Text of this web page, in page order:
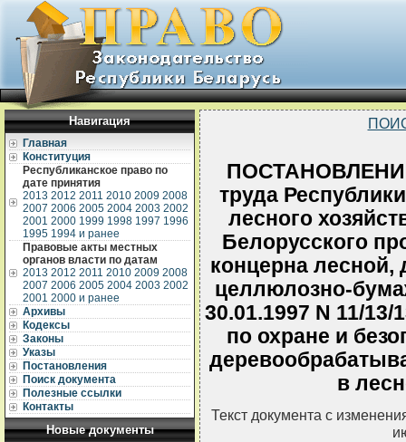
Навигация
Главная
Конституция
Республиканское право по
дате принятия
2013 2012 2011 2010 2009 2008
2007 2006 2005 2004 2003 2002
2001 2000 1999 1998 1997 1996
1995 1994 и ранее
Правовые акты местных
органов власти по датам
2013 2012 2011 2010 2009 2008
2007 2006 2005 2004 2003 2002
2001 2000 и ранее
Архивы
Кодексы
Законы
Указы
Постановления
Поиск документа
Полезные ссылки
Контакты
Новые документы
труда
лесного
Белорусского
концерна
целлюлозно-
30.01.1997 N 11/
по охране и
в
Текст документа с